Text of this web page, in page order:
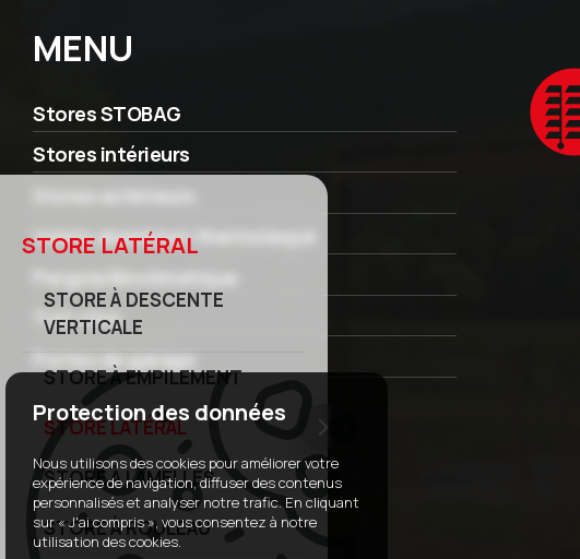
STORE LATÉRAL
STORE À DESCENTE
VERTICALE
STORE À EMPILEMENT
STORE LATÉRAL
STORE À LAMELLES
STORE À ROULEAU
MENU
Stores STOBAG
Stores intérieurs
Stores extérieurs
Volets aluminium thermolaqué
Pergola Bioclimatique
Toit vitré
Portes de garage
Protection des données
Nous utilisons des cookies pour améliorer votre
expérience de navigation, diffuser des contenus
personnalisés et analyser notre trafic. En cliquant
sur « J'ai compris », vous consentez à notre
utilisation des cookies.